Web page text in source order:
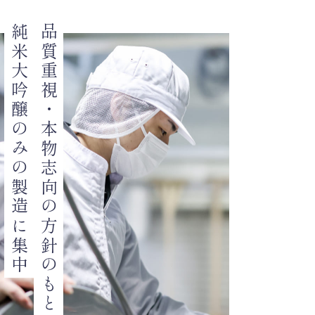
品質重視・本物志向の方針のもと
純米大吟醸のみの製造に集中